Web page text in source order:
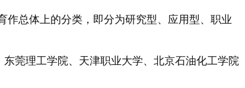
作总体上的分类，即分为研究型、应用型、职业
莞理工学院、天津职业大学、北京石油化工学院